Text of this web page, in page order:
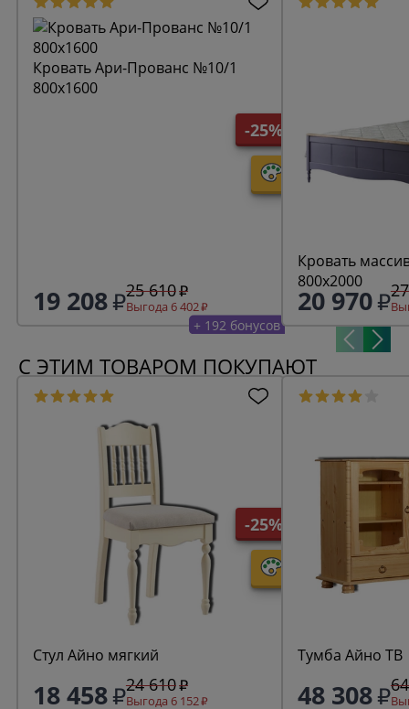
-25%
Кровать Ари-Прованс №10/1
800х1600
19 208 25 610
Выгода 6 402
+ 192 бонусов
Кровать
800х2000
20 970
С ЭТИМ ТОВАРОМ ПОКУПАЮТ
-25%
Стул Айно мягкий
18 458 24 610
Выгода 6 152
Тумба Айно ТВ
48 308